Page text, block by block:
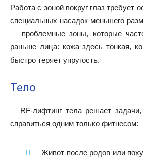
Работа с зоной вокруг глаз требует
специальных насадок меньшего
— проблемные зоны, которые
раньше лица: кожа здесь тонкая,
быстро теряет упругость.
Тело
RF-лифтинг тела решает
справиться одним только фитнесом:
Живот после родов или